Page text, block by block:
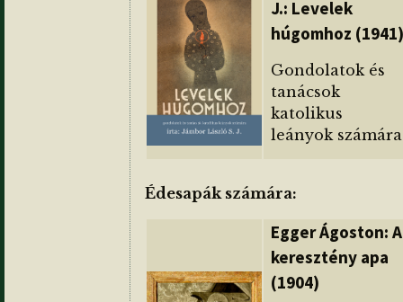
J.: Levelek
húgomhoz (1941)
Gondolatok és
tanácsok
katolikus
leányok számára
Édesapák számára:
Egger Ágoston: A
keresztény apa
(1904)